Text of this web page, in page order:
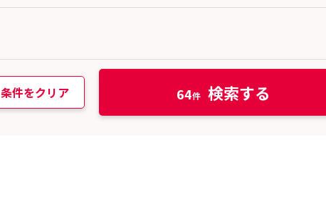
条件をクリア 64 検索する